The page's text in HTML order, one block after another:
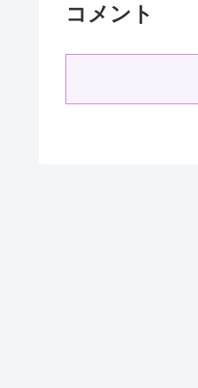
コメント